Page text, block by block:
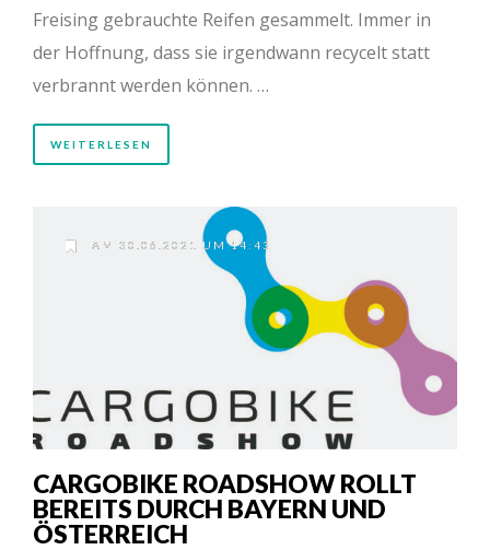
Freising gebrauchte Reifen gesammelt. Immer in
der Hoffnung, dass sie irgendwann recycelt statt
verbrannt werden können. …
WEITERLESEN
AM 30.06.2021 UM 14:43
CARGOBIKE ROADSHOW ROLLT
BEREITS DURCH BAYERN UND
ÖSTERREICH